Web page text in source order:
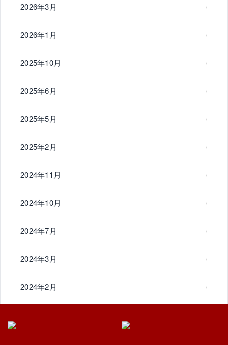
2026年3月
2026年1月
2025年10月
2025年6月
2025年5月
2025年2月
2024年11月
2024年10月
2024年7月
2024年3月
2024年2月